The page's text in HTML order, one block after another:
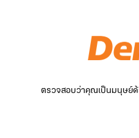
ตรวจสอบว่าคุณเป็นมนุษย์ด้